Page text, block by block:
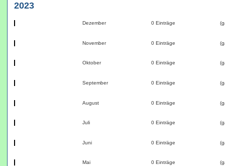
2023
Dezember 0 Einträge
November 0 Einträge
Oktober 0 Einträge
September 0 Einträge
August 0 Einträge
Juli 0 Einträge
Juni 0 Einträge
Mai 0 Einträge